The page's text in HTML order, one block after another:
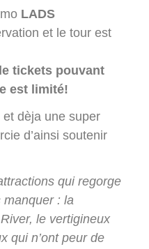
LADS
et le tour est
tickets pouvant
est limité!
et dèja une super
d’ainsi soutenir
qui regorge
manquer : la
le vertigineux
qui n’ont peur de